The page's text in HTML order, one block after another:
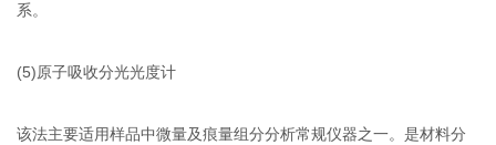
系。
(5)原子吸收分光光度计
该法主要适用样品中微量及痕量组分分析常规仪器之一。是材料分